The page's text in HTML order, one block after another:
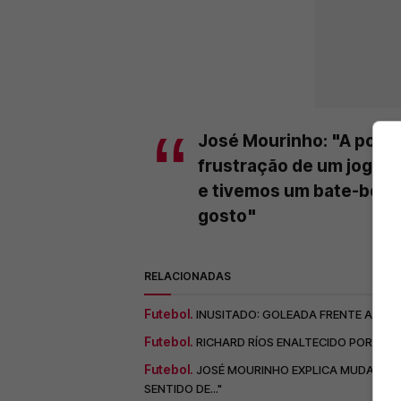
José Mourinho: "A
frustração de um
e tivemos um bate-
gosto"
RELACIONADAS
Futebol. INUSITADO: GOLEADA FRENTE AO
Futebol. RICHARD RÍOS ENALTECIDO POR
Futebol. JOSÉ MOURINHO EXPLICA
SENTIDO DE..."